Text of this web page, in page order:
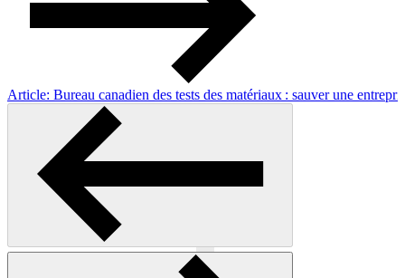
Article: Bureau canadien des tests des matériaux : sauver une
Précédent